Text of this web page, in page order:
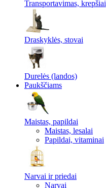
Transportavimas, krepšiai
Draskyklės, stovai
Durelės (landos)
Paukščiams
Maistas, papildai
Maistas, lesalai
Papildai, vitaminai
Narvai ir priedai
Narvai